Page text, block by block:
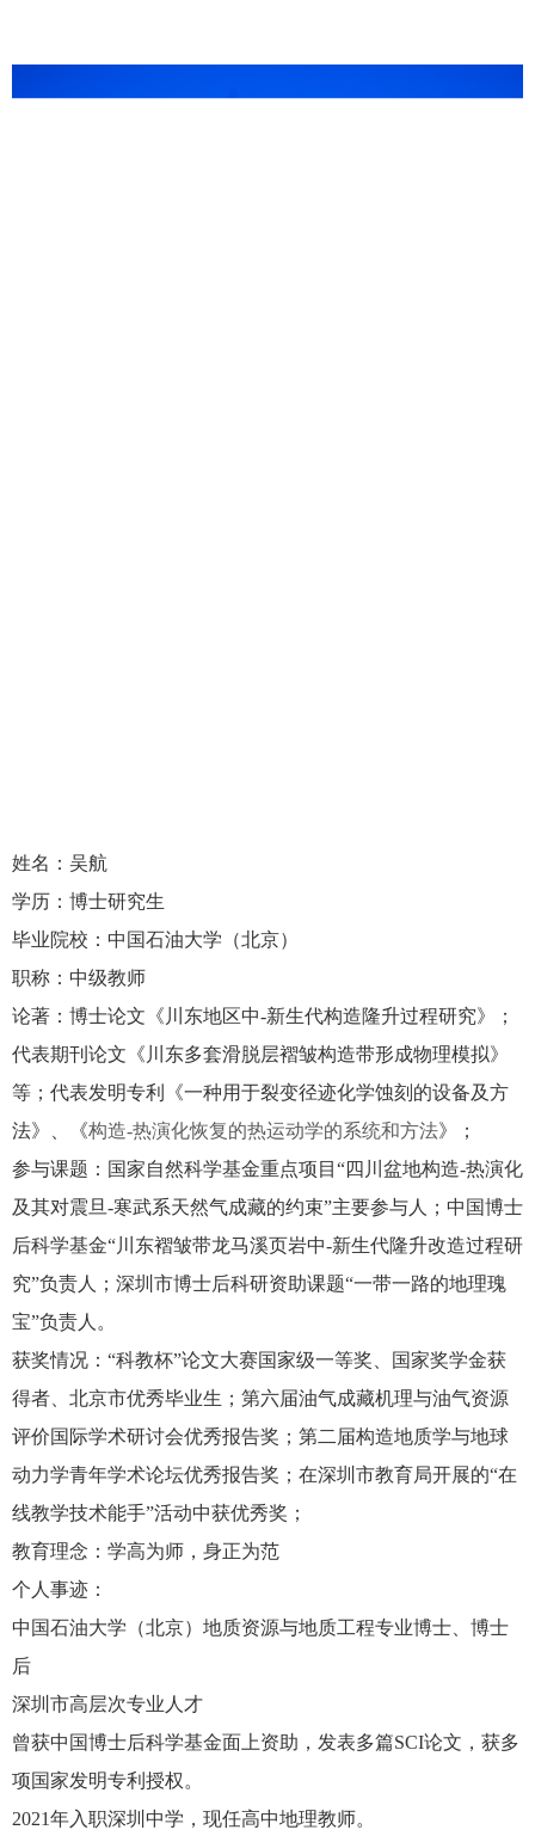
姓名：吴航
学历：博士研究生
毕业院校：中国石油大学（北京）
职称：中级教师
论著：博士论文《川东地区中-新生代构造隆升过程研究》；
代表期刊论文《川东多套滑脱层褶皱构造带形成物理模拟》
等；代表发明专利《一种用于裂变径迹化学蚀刻的设备及方
法》、《构造-热演化恢复的热运动学的系统和方法》；
参与课题： 国家自然科学基金重点项目“四川盆地构造-热演化
及其对震旦-寒武系天然气成藏的约束”主要参与人； 中国博士
后科学基金“川东褶皱带龙马溪页岩中-新生代隆升改造过程研
究”负责人；深圳市博士后科研资助课题“一带一路的地理瑰
宝”负责人。
获奖情况：“科教杯”论文大赛国家级一等奖、国家奖学金获
得者、北京市优秀毕业生；第六届油气成藏机理与油气资源
评价国际学术研讨会优秀报告奖；第二届构造地质学与地球
动力学青年学术论坛优秀报告奖；在深圳市教育局开展的“在
线教学技术能手”活动中获优秀奖；
教育理念：学高为师，身正为范
个人事迹：
中国石油大学（北京）地质资源与地质工程专业博士、博士
后
深圳市高层次专业人才
曾获中国博士后科学基金面上资助，发表多篇SCI论文，获多
项国家发明专利授权。
2021年入职深圳中学，现任高中地理教师。